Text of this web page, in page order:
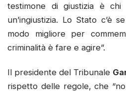
testimone di giustizia è chi
un’ingiustizia. Lo Stato c’è
modo migliore per
criminalità è fare e agire”.
Il presidente del Tribunale
rispetto delle regole, che